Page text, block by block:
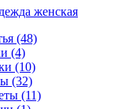
женская
(48)
(4)
(10)
(32)
(11)